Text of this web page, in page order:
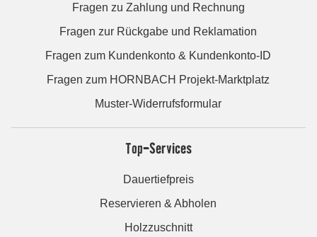
Fragen zu Zahlung und Rechnung
Fragen zur Rückgabe und Reklamation
Fragen zum Kundenkonto & Kundenkonto-ID
Fragen zum HORNBACH Projekt-Marktplatz
Muster-Widerrufsformular
Top-Services
Dauertiefpreis
Reservieren & Abholen
Holzzuschnitt